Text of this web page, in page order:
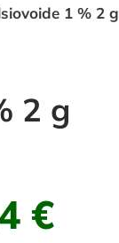
1 % 2 g
2 g
€